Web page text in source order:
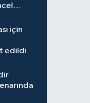
için
edildi